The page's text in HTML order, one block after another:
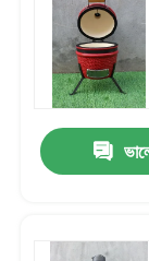
আমাদের সম্পর্কে
কারখানা ভ্রমণ